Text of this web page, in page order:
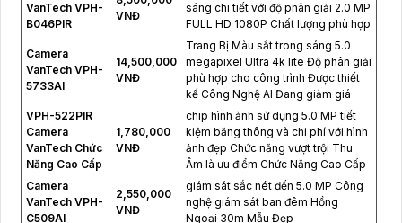
VanTech VPH-
B046PIR
VNĐ
sáng chi tiết với độ phân giải 2.0 MP
FULL HD 1080P Chất lượng phù hợp
Camera
VanTech VPH-
5733AI
14,500,000
VNĐ
Trang Bị Màu sắt trong sáng 5.0
megapixel Ultra 4k lite Độ phân giải
phù hợp cho công trình Được thiết
kế Công Nghệ AI Đang giảm giá
VPH-522PIR
Camera
VanTech Chức
Năng Cao Cấp
1,780,000
VNĐ
chip hình ảnh sử dụng 5.0 MP tiết
kiệm băng thông và chi phí với hình
ảnh đẹp Chức năng vượt trội Thu
Âm là ưu điểm Chức Năng Cao Cấp
Camera
VanTech VPH-
C509AI
2,550,000
VNĐ
giám sát sắc nét đến 5.0 MP Công
nghệ giám sát ban đêm Hồng
Ngoại 30m Mẫu Đẹp